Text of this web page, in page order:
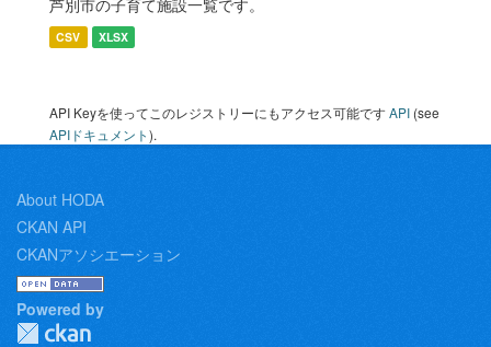
芦別市の子育て施設一覧です。
CSV XLSX
API Keyを使ってこのレジストリーにもアクセス可能ですAPI (see
APIドキュメント).
About HODA
CKAN API
CKANアソシエーション
Powered by